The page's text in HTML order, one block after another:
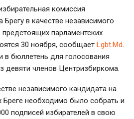
комиссия
Брегу в качестве независимого
парламентских
30 ноября, сообщает Lgbt.Md.
в бюллетень для голосования
девяти членов Центризбиркома.
независимого кандидата на
Бреге необходимо было собрать и
подписей избирателей в свою